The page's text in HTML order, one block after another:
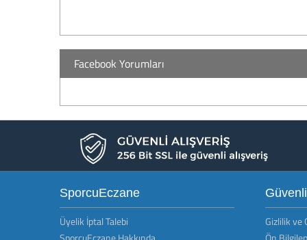
Facebook Yorumları
SporcuEczane
Üyelik İptal Talebi
Gizlilik ve